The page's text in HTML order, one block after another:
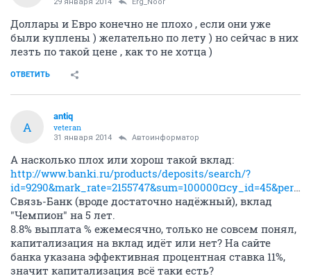
Доллары и Евро конечно не плохо , если они уже
были куплены ) желательно по лету ) но сейчас в них
лезть по такой цене , как то не хотца )
ОТВЕТИТЬ
A
antiq
veteran
31 января 2014 Автоинформатор
А насколько плох или хорош такой вклад:
http://www.banki.ru/products/deposits/search/?
id=9290&mark_rate=2155747&sum=100000¤cy_id=45&period=1825&rate=8.8&cap=1&cp=3&cpv=1m
Связь-Банк (вроде достаточно надёжный), вклад
"Чемпион" на 5 лет.
8.8% выплата % ежемесячно, только не совсем понял,
капитализация на вклад идёт или нет? На сайте
банка указана эффективная процентная ставка 11%,
значит капитализация всё таки есть?